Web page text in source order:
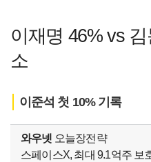
이재명 46% vs
소
이준석 첫 10% 기록
와우넷 오늘장전략
스페이스X, 최대 9.1억주 보